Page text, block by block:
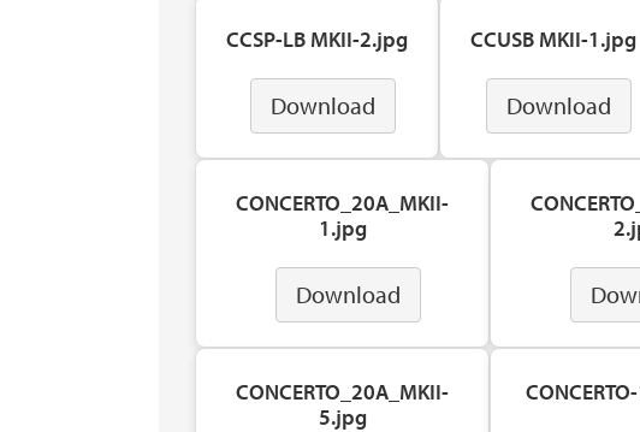
CCSP-LB MKII-2.jpg
Download
CCUSB MKII-1.jpg
Download
CONCERTO_20A_MKII-
1.jpg
Download
CONCERTO_20A_MKII-
5.jpg